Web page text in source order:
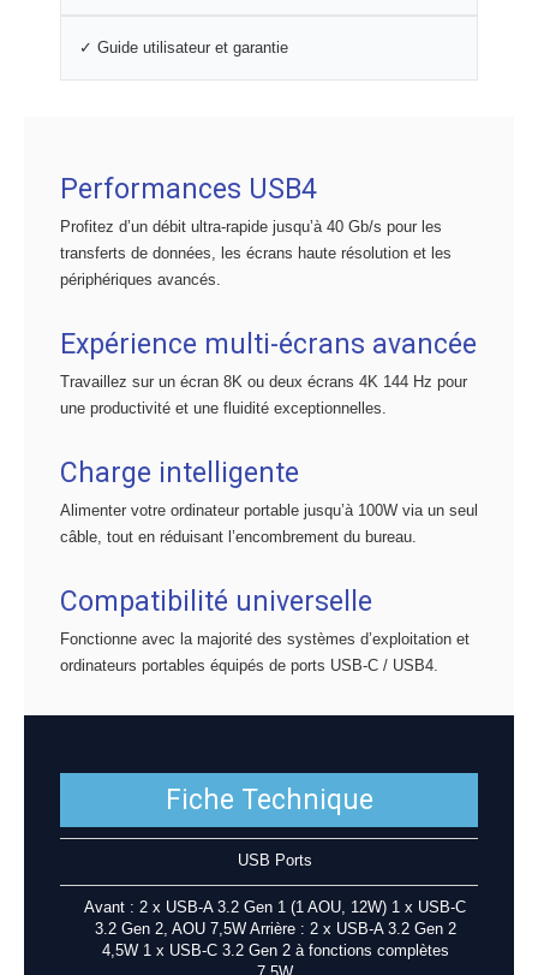
✓ Guide utilisateur et garantie
Performances USB4
Profitez d’un débit ultra-rapide jusqu’à 40 Gb/s pour les
transferts de données, les écrans haute résolution et les
périphériques avancés.
Expérience multi-écrans avancée
Travaillez sur un écran 8K ou deux écrans 4K 144 Hz pour
une productivité et une fluidité exceptionnelles.
Charge intelligente
Alimenter votre ordinateur portable jusqu’à 100W via un seul
câble, tout en réduisant l’encombrement du bureau.
Compatibilité universelle
Fonctionne avec la majorité des systèmes d’exploitation et
ordinateurs portables équipés de ports USB-C / USB4.
Fiche Technique
USB Ports
Avant : 2 x USB-A 3.2 Gen 1 (1 AOU, 12W) 1 x USB-C
3.2 Gen 2, AOU 7,5W Arrière : 2 x USB-A 3.2 Gen 2
4,5W 1 x USB-C 3.2 Gen 2 à fonctions complètes